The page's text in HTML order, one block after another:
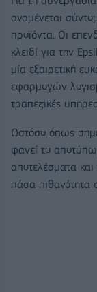
αναμένεται
προϊόντα. Οι
κλειδί για την
μία εξαιρετική
εφαρμογών
τραπεζικές
Ωστόσο όπως
φανεί το
αποτελέσματα
πάσα πιθανότητα